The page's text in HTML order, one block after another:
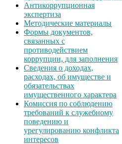
Антикоррупционная
экспертиза
Методические материалы
Формы документов,
связанных с
противодействием
коррупции, для заполнения
Сведения о доходах,
расходах, об имуществе и
обязательствах
имущественного характера
Комиссия по соблюдению
требований к служебному
поведению и
урегулированию конфликта
интересов